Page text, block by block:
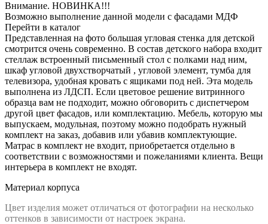
Внимание. НОВИНКА!!!
Возможно выполнение данной модели с фасадами МДФ
Перейти в каталог
Представленная на фото большая угловая стенка для детской
смотрится очень современно. В состав детского набора входит
стеллаж встроенный письменный стол с полками над ним,
шкаф угловой двухстворчатый , угловой элемент, тумба для
телевизора, удобная кровать с ящиками под ней. Эта модель
выполнена из ЛДСП. Если цветовое решение витринного
образца вам не подходит, можно обговорить с диспетчером
другой цвет фасадов, или комплектацию. Мебель, которую мы
выпускаем, модульная, поэтому можно подобрать нужный
комплект на заказ, добавив или убавив комплектующие.
Матрас в комплект не входит, приобретается отдельно в
соответствии с возможностями и пожеланиями клиента. Вещи
интерьера в комплект не входят.
Материал корпуса
Цвет изделия может отличаться от фотографии на несколько
оттенков в зависимости от настроек экрана.